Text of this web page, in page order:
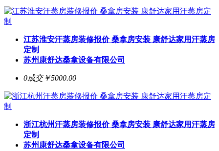
江苏淮安汗蒸房装修报价 桑拿房安装 康舒达家用汗蒸房
定制
苏州康舒达桑拿设备有限公司
0成交￥5000.00
浙江杭州汗蒸房装修报价 桑拿房安装 康舒达家用汗蒸房
定制
苏州康舒达桑拿设备有限公司